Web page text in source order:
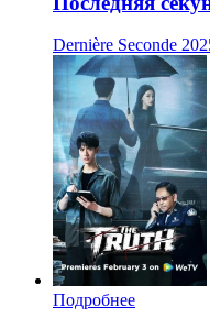
Dernière Seconde
Подробнее